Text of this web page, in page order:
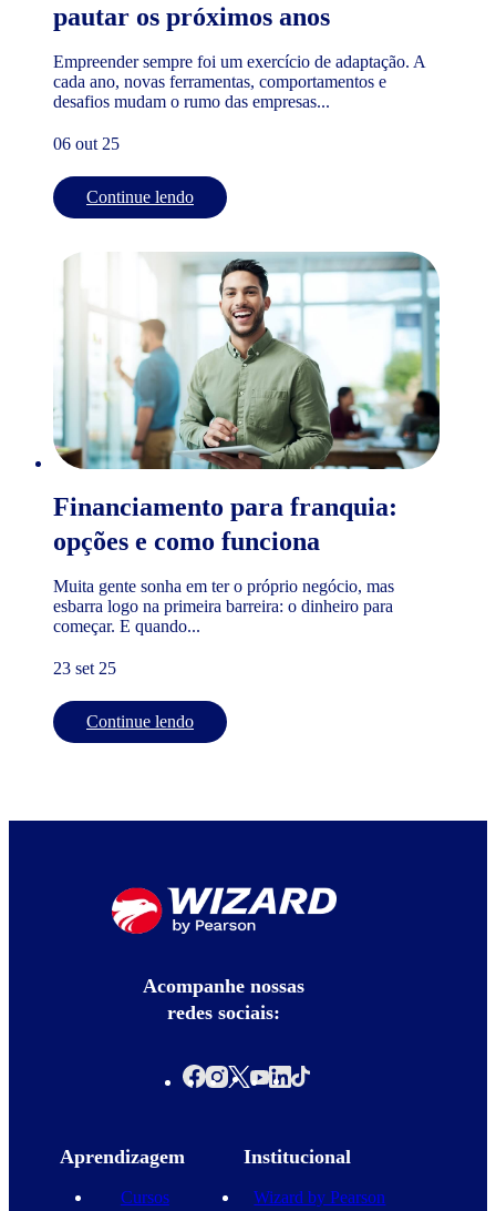
pautar os próximos anos
Empreender sempre foi um exercício de adaptação. A
cada ano, novas ferramentas, comportamentos e
desafios mudam o rumo das empresas...
06 out 25
Continue lendo
Financiamento para franquia:
opções e como funciona
Muita gente sonha em ter o próprio negócio, mas
esbarra logo na primeira barreira: o dinheiro para
começar. E quando...
23 set 25
Continue lendo
Acompanhe nossas
redes sociais:
Aprendizagem
Cursos
Institucional
Wizard by Pearson